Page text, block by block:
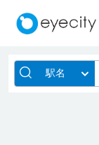
駅名